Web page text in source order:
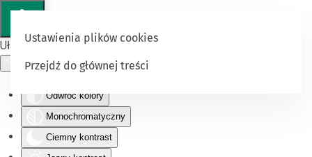
Ułatwienia dostępu
Odwróć kolory
Monochromatyczny
Ciemny kontrast
Ustawienia plików cookies
Przejdź do głównej treści